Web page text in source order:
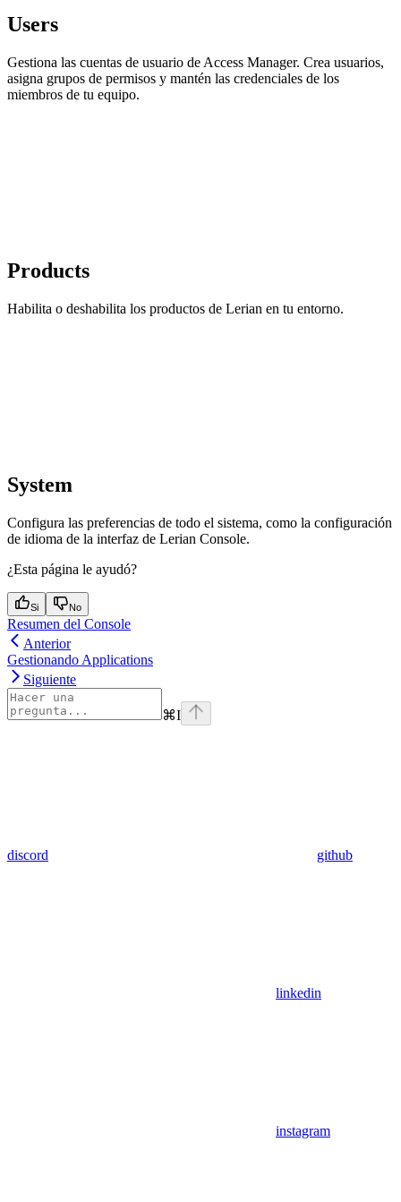
Users
Gestiona las cuentas de usuario de Access Manager. Crea usuarios,
asigna grupos de permisos y mantén las credenciales de los
miembros de tu equipo.
Products
Habilita o deshabilita los productos de Lerian en tu entorno.
System
Configura las preferencias de todo el sistema, como la configuración
de idioma de la interfaz de Lerian Console.
¿Esta página le ayudó?
Si No
Resumen del Console
Anterior
Gestionando Applications
Siguiente
⌘I
discord github
linkedin
instagram